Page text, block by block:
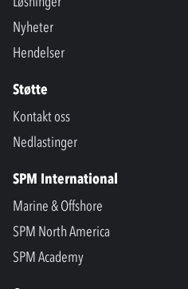
Nyheter
Hendelser
Støtte
Kontakt oss
Nedlastinger
SPM International
Marine & Offshore
SPM North America
SPM Academy